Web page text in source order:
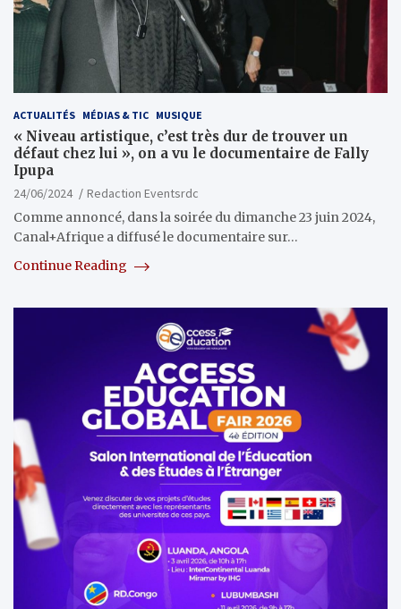
ACTUALITÉS MÉDIAS & TIC MUSIQUE
« Niveau artistique, c’est très dur de trouver un
défaut chez lui », on a vu le documentaire de Fally
Ipupa
24/06/2024
Redaction Eventsrdc
Comme annoncé, dans la soirée du dimanche 23 juin 2024,
Canal+Afrique a diffusé le documentaire sur…
Continue Reading